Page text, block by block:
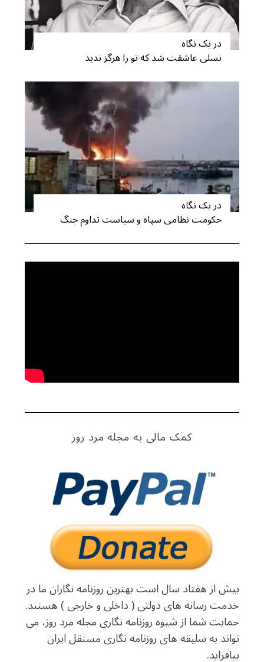
در یک نگاه
نسلی عاشقت شد که تو را هرگز ندید
در یک نگاه
حکومت نظامی سپاه و سیاست تداوم جنگ
کمک مالی به مجله مرد روز
بیش از هفتاد سال است بهترین روزنامه نگاران ما در
خدمت رسانه های دولتی ( داخلی و خارجی ) هستند.
حمایت شما از شیوه روزنامه نگاری مجله مرد روز، می
تواند به سلیقه های روزنامه نگاری مستقل ایران
بیافزاید.